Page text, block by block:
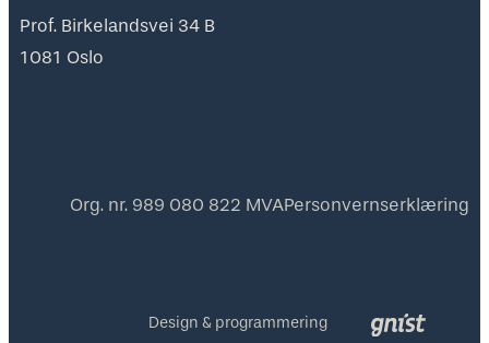
Prof. Birkelandsvei 34 B
1081 Oslo
Org. nr. 989 080 822 MVAPersonvernserklæring
Design & programmering